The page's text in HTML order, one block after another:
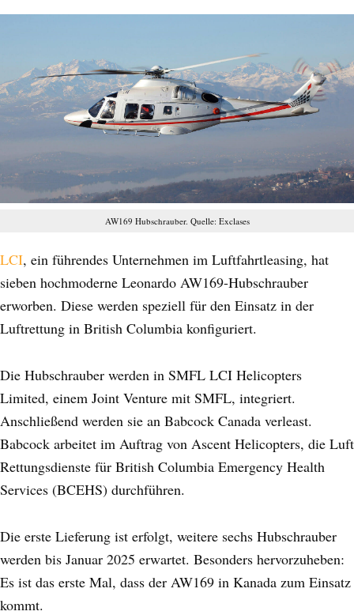
AW169 Hubschrauber. Quelle: Exclases
LCI, ein führendes Unternehmen im Luftfahrtleasing, hat
sieben hochmoderne Leonardo AW169-Hubschrauber
erworben. Diese werden speziell für den Einsatz in der
Luftrettung in British Columbia konfiguriert.
Die Hubschrauber werden in SMFL LCI Helicopters
Limited, einem Joint Venture mit SMFL, integriert.
Anschließend werden sie an Babcock Canada verleast.
Babcock arbeitet im Auftrag von Ascent Helicopters, die Luft
Rettungsdienste für British Columbia Emergency Health
Services (BCEHS) durchführen.
Die erste Lieferung ist erfolgt, weitere sechs Hubschrauber
werden bis Januar 2025 erwartet. Besonders hervorzuheben:
Es ist das erste Mal, dass der AW169 in Kanada zum Einsatz
kommt.